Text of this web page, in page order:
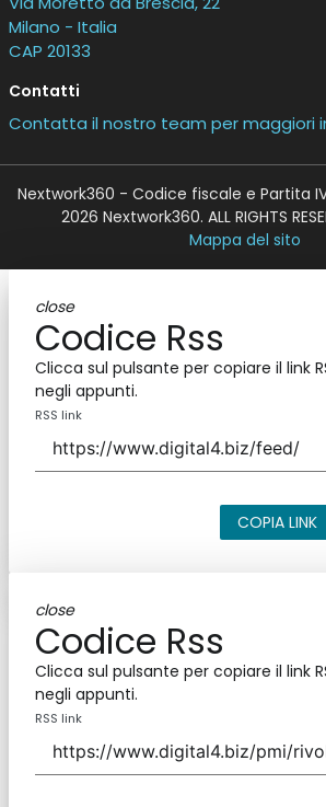
Milano - Italia
CAP 20133
Contatti
Contatta il nostro team per maggiori
Nextwork360 - Codice fiscale e Partita
2026 Nextwork360. ALL RIGHTS
Mappa del sito
close
Codice Rss
Clicca sul pulsante per copiare il link
negli appunti.
RSS link
COPIA LINK
close
Codice Rss
Clicca sul pulsante per copiare il link
negli appunti.
RSS link